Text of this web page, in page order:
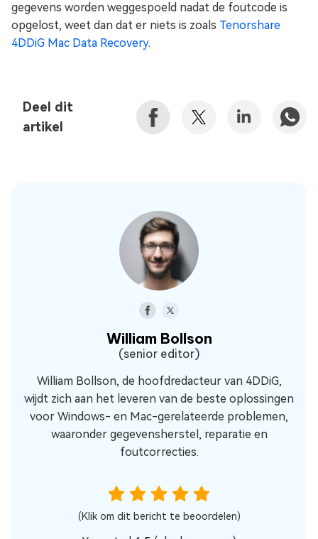
gegevens worden weggespoeld nadat de foutcode is
opgelost, weet dan dat er niets is zoals Tenorshare
4DDiG Mac Data Recovery.
Deel dit
artikel
William Bollson
(senior editor)
William Bollson, de hoofdredacteur van 4DDiG,
wijdt zich aan het leveren van de beste oplossingen
voor Windows- en Mac-gerelateerde problemen,
waaronder gegevensherstel, reparatie en
foutcorrecties.
(Klik om dit bericht te beoordelen)